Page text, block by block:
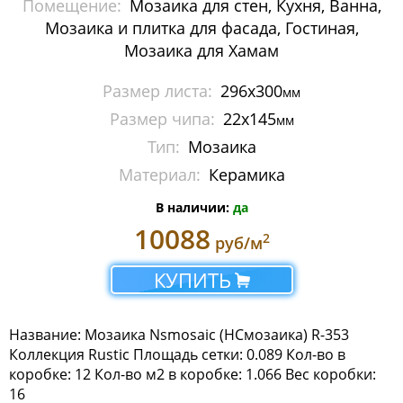
Мозаика Imagine Mosaic
Мозаика Keramograd
Мозаика Mir Mosaic
Мозаика NSmosaic
Мозаика Crystal Series
Мозаика Econom Monocolor
Мозаика Exclusive
Мозаика Gold
Помещение: Мозаика для стен, Кухня, Ванна,
Мозаика и плитка для фасада, Гостиная,
Мозаика для Хамам
Размер листа: 296x300мм
Размер чипа: 22x145мм
Тип: Мозаика
Материал: Керамика
В наличии: да
10088 руб/м2
КУПИТЬ
Название: Мозаика Nsmosaic (НСмозаика) R-353
Коллекция Rustic Площадь сетки: 0.089 Кол-во в
коробке: 12 Кол-во м2 в коробке: 1.066 Вес коробки:
16